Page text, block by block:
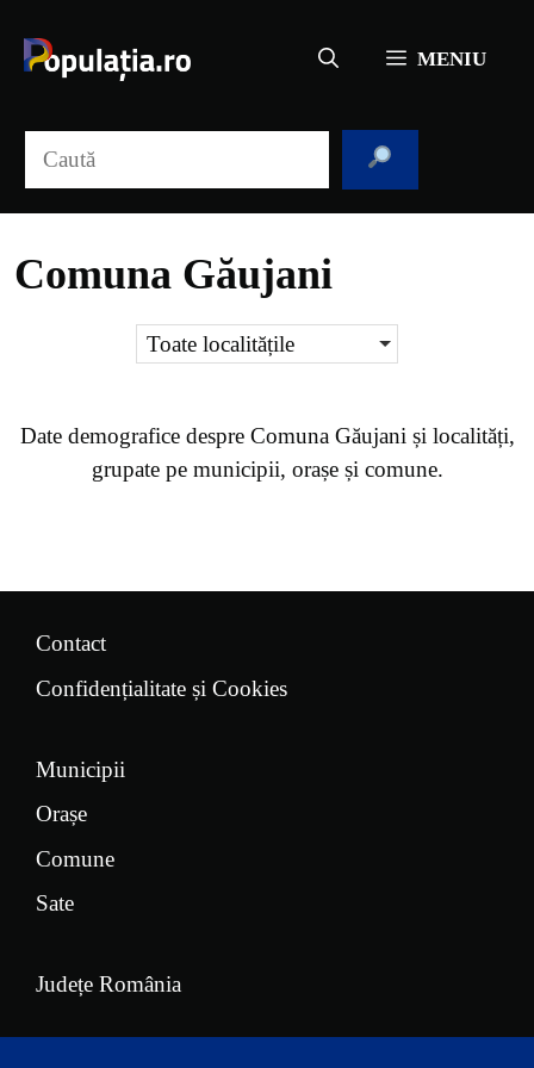
conținut
MENIU
Comuna Găujani
Toate localitățile
Date demografice despre Comuna Găujani și localități,
grupate pe municipii, orașe și comune.
Contact
Confidențialitate și Cookies
Municipii
Orașe
Comune
Sate
Județe România